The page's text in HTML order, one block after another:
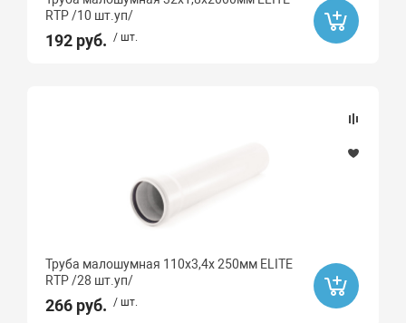
RTP /10 шт.уп/
192 руб. / шт.
Труба малошумная 110х3,4х 250мм ELITE
RTP /28 шт.уп/
266 руб. / шт.